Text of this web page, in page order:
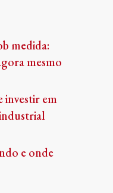
medida:
mesmo
investir em
e onde